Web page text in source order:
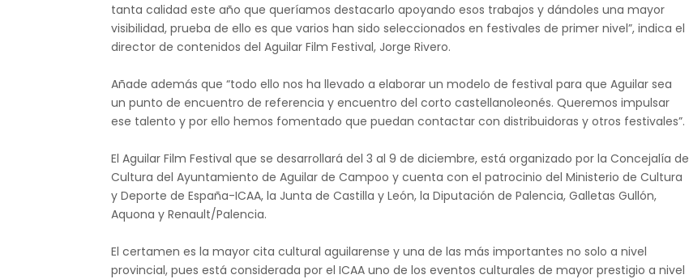
tanta calidad este año que queríamos destacarlo apoyando esos trabajos y dándoles una mayor
visibilidad, prueba de ello es que varios han sido seleccionados en festivales de primer nivel”, indica el
director de contenidos del Aguilar Film Festival, Jorge Rivero.
Añade además que “todo ello nos ha llevado a elaborar un modelo de festival para que Aguilar sea
un punto de encuentro de referencia y encuentro del corto castellanoleonés. Queremos impulsar
ese talento y por ello hemos fomentado que puedan contactar con distribuidoras y otros festivales”.
El Aguilar Film Festival que se desarrollará del 3 al 9 de diciembre, está organizado por la Concejalía de
Cultura del Ayuntamiento de Aguilar de Campoo y cuenta con el patrocinio del Ministerio de Cultura
y Deporte de España-ICAA, la Junta de Castilla y León, la Diputación de Palencia, Galletas Gullón,
Aquona y Renault/Palencia.
El certamen es la mayor cita cultural aguilarense y una de las más importantes no solo a nivel
provincial, pues está considerada por el ICAA uno de los eventos culturales de mayor prestigio a nivel